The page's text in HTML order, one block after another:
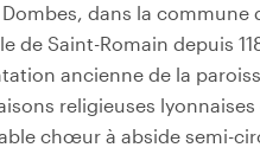
dans la commune
de Saint-Romain depuis
ancienne de la
religieuses lyonnaises
chœur à abside semi-